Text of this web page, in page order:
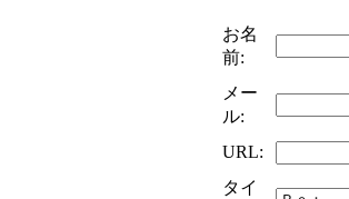
お名
前:
メー
ル:
URL:
タイ